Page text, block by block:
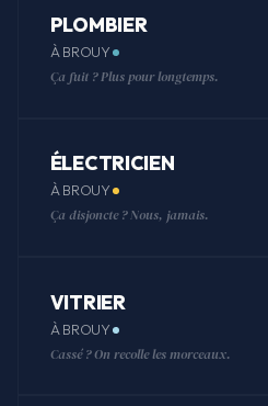
PLOMBIER
À BROUY
Ça fuit ? Plus pour longtemps.
ÉLECTRICIEN
À BROUY
Ça disjoncte ? Nous, jamais.
VITRIER
À BROUY
Cassé ? On recolle les morceaux.